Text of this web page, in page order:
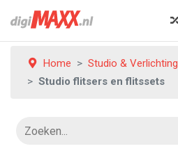
Home Studio & Verlichting
Studio flitsers en flitssets